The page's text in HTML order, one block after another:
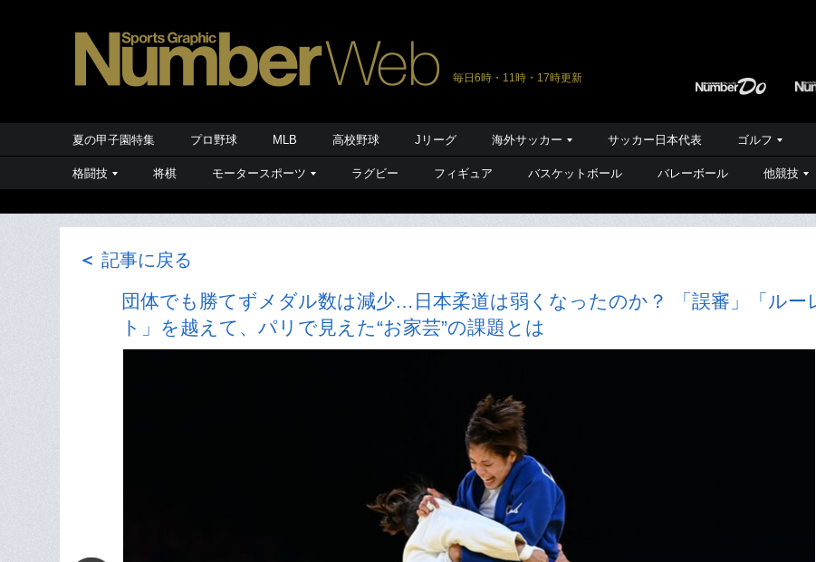
毎日6時・11時・17時更新
夏の甲子園特集 プロ野球 MLB 高校野球 Jリーグ 海外サッカー サッカー日本代表 ゴルフ
格闘技 将棋 モータースポーツ ラグビー フィギュア バスケットボール バレーボール 他競技
＜ 記事に戻る
団体でも勝てずメダル数は減少…日本柔道は弱くなったのか？ 「誤審」「ルー
ト」を越えて、パリで見えた“お家芸”の課題とは